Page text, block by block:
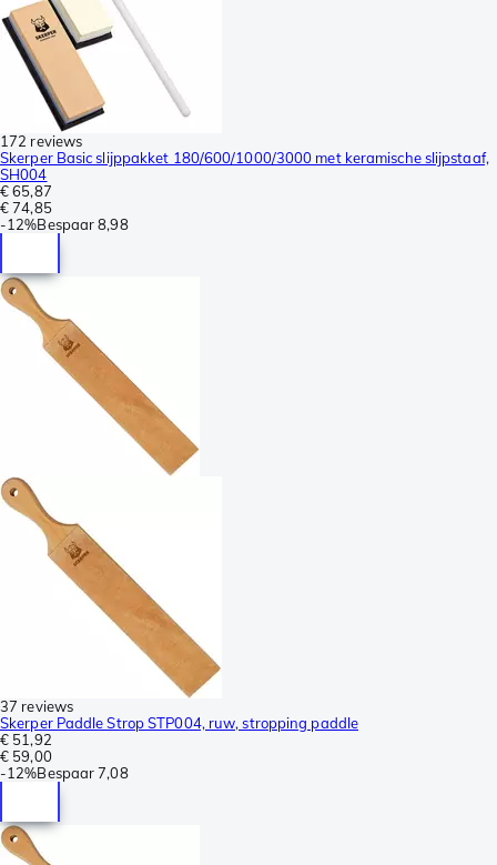
172 reviews
Skerper Basic slijppakket 180/600/1000/3000 met keramische slijpstaaf,
SH004
€ 65,87
€ 74,85
-12%Bespaar 8,98
37 reviews
Skerper Paddle Strop STP004, ruw, stropping paddle
€ 51,92
€ 59,00
-12%Bespaar 7,08